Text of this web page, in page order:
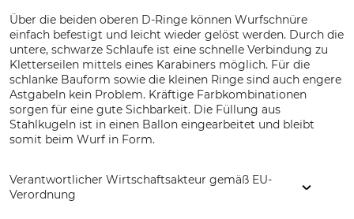
Über die beiden oberen D-Ringe können Wurfschnüre
einfach befestigt und leicht wieder gelöst werden. Durch die
untere, schwarze Schlaufe ist eine schnelle Verbindung zu
Kletterseilen mittels eines Karabiners möglich. Für die
schlanke Bauform sowie die kleinen Ringe sind auch engere
Astgabeln kein Problem. Kräftige Farbkombinationen
sorgen für eine gute Sichbarkeit. Die Füllung aus
Stahlkugeln ist in einen Ballon eingearbeitet und bleibt
somit beim Wurf in Form.
Verantwortlicher Wirtschaftsakteur gemäß EU-
Verordnung